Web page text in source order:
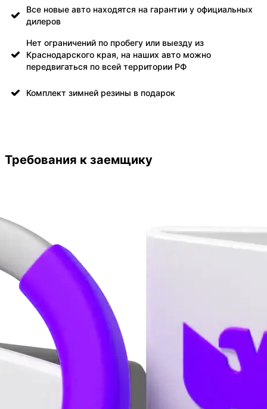
Все новые авто находятся на гарантии у официальных
дилеров
Нет ограничений по пробегу или выезду из
Краснодарского края, на наших авто можно
передвигаться по всей территории РФ
Комплект зимней резины в подарок
Требования к заемщику